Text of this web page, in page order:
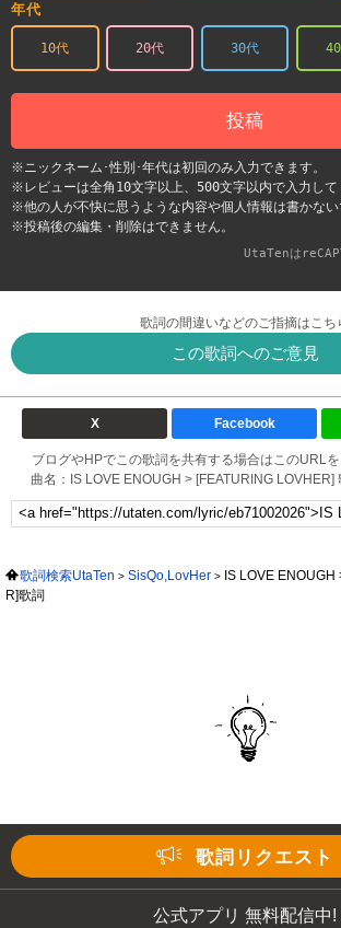
年代
10代 20代 30代
投稿
※ニックネーム･性別･年代は初回のみ入力できます。
※レビューは全角10文字以上、500文字以内で入力して
※他の人が不快に思うような内容や個人情報は書かない
※投稿後の編集・削除はできません。
UtaTenは
歌詞の間違いなどのご指摘はこち
この歌詞へのご意見
X Facebook
ブログやHPでこの歌詞を共有する場合はこのURL
曲名：IS LOVE ENOUGH > [FEATURING
歌詞検索UtaTen SisQo,LovHer
IS LOVE
R]歌詞
歌詞リクエスト
公式アプリ 無料配信中!